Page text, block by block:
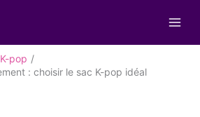
pop
: choisir le sac K-pop idéal